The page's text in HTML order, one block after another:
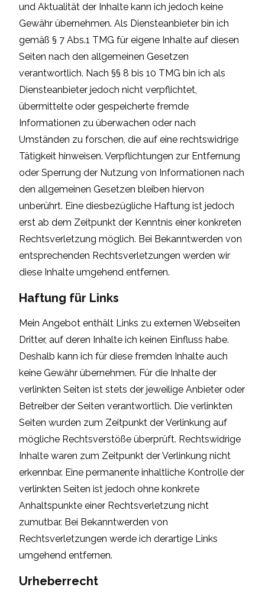
und Aktualität der Inhalte kann ich jedoch keine
Gewähr übernehmen. Als Diensteanbieter bin ich
gemäß § 7 Abs.1 TMG für eigene Inhalte auf diesen
Seiten nach den allgemeinen Gesetzen
verantwortlich. Nach §§ 8 bis 10 TMG bin ich als
Diensteanbieter jedoch nicht verpflichtet,
übermittelte oder gespeicherte fremde
Informationen zu überwachen oder nach
Umständen zu forschen, die auf eine rechtswidrige
Tätigkeit hinweisen. Verpflichtungen zur Entfernung
oder Sperrung der Nutzung von Informationen nach
den allgemeinen Gesetzen bleiben hiervon
unberührt. Eine diesbezügliche Haftung ist jedoch
erst ab dem Zeitpunkt der Kenntnis einer konkreten
Rechtsverletzung möglich. Bei Bekanntwerden von
entsprechenden Rechtsverletzungen werden wir
diese Inhalte umgehend entfernen.
Haftung für Links
Mein Angebot enthält Links zu externen Webseiten
Dritter, auf deren Inhalte ich keinen Einfluss habe.
Deshalb kann ich für diese fremden Inhalte auch
keine Gewähr übernehmen. Für die Inhalte der
verlinkten Seiten ist stets der jeweilige Anbieter oder
Betreiber der Seiten verantwortlich. Die verlinkten
Seiten wurden zum Zeitpunkt der Verlinkung auf
mögliche Rechtsverstöße überprüft. Rechtswidrige
Inhalte waren zum Zeitpunkt der Verlinkung nicht
erkennbar. Eine permanente inhaltliche Kontrolle der
verlinkten Seiten ist jedoch ohne konkrete
Anhaltspunkte einer Rechtsverletzung nicht
zumutbar. Bei Bekanntwerden von
Rechtsverletzungen werde ich derartige Links
umgehend entfernen.
Urheberrecht